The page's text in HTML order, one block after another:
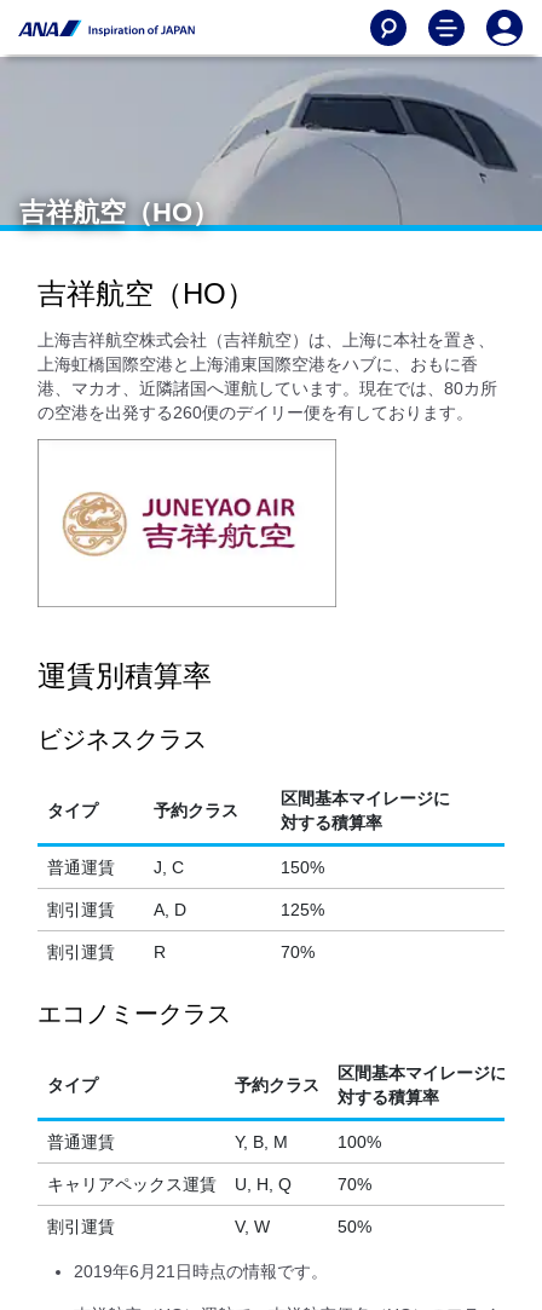
吉祥航空（HO）
吉祥航空（HO）
上海吉祥航空株式会社（吉祥航空）は、上海に本社を置き、
上海虹橋国際空港と上海浦東国際空港をハブに、おもに香
港、マカオ、近隣諸国へ運航しています。現在では、80カ所
の空港を出発する260便のデイリー便を有しております。
運賃別積算率
ビジネスクラス
タイプ 予約クラス
区間基本マイレージに
対する積算率
普通運賃 J, C 150%
割引運賃 A, D 125%
割引運賃 R 70%
エコノミークラス
タイプ 予約クラス
区間基本マイレージに
対する積算率
普通運賃 Y, B, M 100%
キャリアペックス運賃 U, H, Q 70%
割引運賃 V, W 50%
2019年6月21日時点の情報です。